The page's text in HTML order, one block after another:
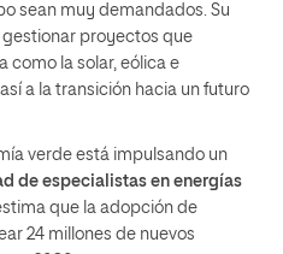
sean muy demandados. Su
gestionar proyectos que
como la solar, eólica e
a la transición hacia un futuro
verde está impulsando un
de especialistas en energías
que la adopción de
24 millones de nuevos